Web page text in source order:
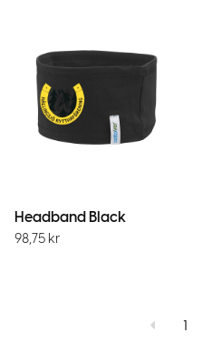
Headband Black
98,75 kr
1